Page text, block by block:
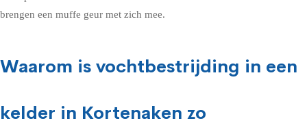
brengen een muffe geur met zich mee.
Waarom is vochtbestrijding in een
kelder in Kortenaken zo